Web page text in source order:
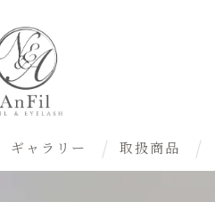
ギャラリー 取扱商品